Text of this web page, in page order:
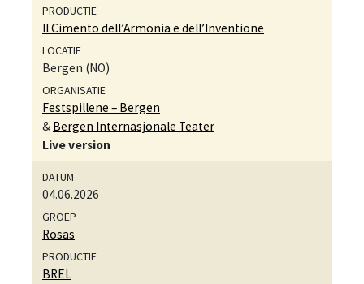
Il Cimento dell’Armonia e dell’Inventione
Bergen (NO)
Festspillene – Bergen
& Bergen Internasjonale Teater
Live version
04.06.2026
Rosas
BREL